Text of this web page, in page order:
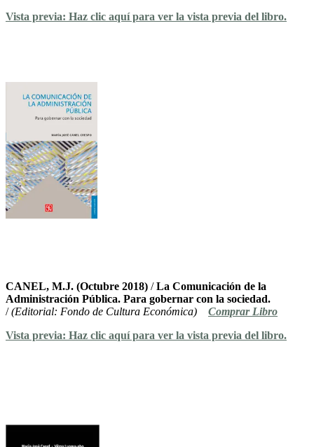
Vista previa: Haz clic aquí para ver la vista previa del libro.
CANEL, M.J. (Octubre 2018) /La Comunicación de la
Administración Pública. Para gobernar con la sociedad.
/(Editorial: Fondo de Cultura Económica) Comprar Libro
Vista previa: Haz clic aquí para ver la vista previa del libro.